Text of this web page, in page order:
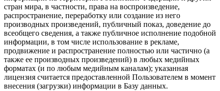
стран мира, в частности, права на воспроизведение,
распространение, переработку или создание из него
производных произведений, публичный показ, доведение до
всеобщего сведения, а также публичное исполнение подобной
информации, в том числе использование в рекламе,
продвижение и распространение полностью или частично (а
также ее производных произведений) в любых медийных
форматах (и по любым медийным каналам); указанная
лицензия считается предоставленной Пользователем в момент
внесения (загрузки) информации в Базу данных.